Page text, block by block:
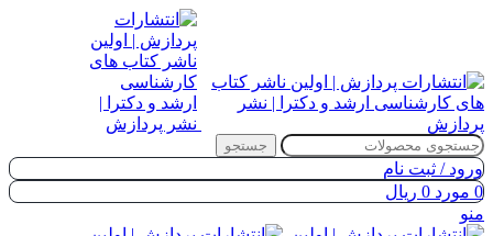
جستجو
ورود / ثبت نام
0 مورد 0 ریال
منو